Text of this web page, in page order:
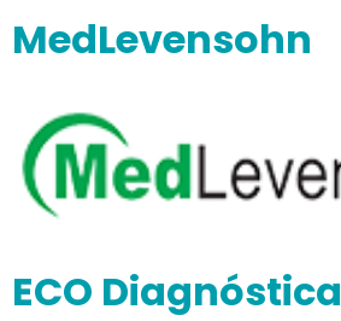
MedLevensohn
ECO Diagnóstica